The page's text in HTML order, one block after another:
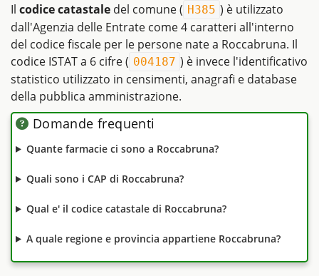
Il codice catastale del comune ( H385 ) è utilizzato
dall'Agenzia delle Entrate come 4 caratteri all'interno
del codice fiscale per le persone nate a Roccabruna. Il
codice ISTAT a 6 cifre ( 004187 ) è invece l'identificativo
statistico utilizzato in censimenti, anagrafi e database
della pubblica amministrazione.
Domande frequenti
Quante farmacie ci sono a Roccabruna?
Quali sono i CAP di Roccabruna?
Qual e' il codice catastale di Roccabruna?
A quale regione e provincia appartiene Roccabruna?